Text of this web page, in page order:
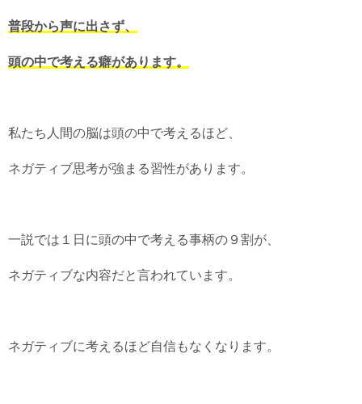
普段から声に出さず、
頭の中で考える癖があります。
私たち人間の脳は頭の中で考えるほど、
ネガティブ思考が強まる習性があります。
一説では１日に頭の中で考える事柄の９割が、
ネガティブな内容だと言われています。
ネガティブに考えるほど自信もなくなります。